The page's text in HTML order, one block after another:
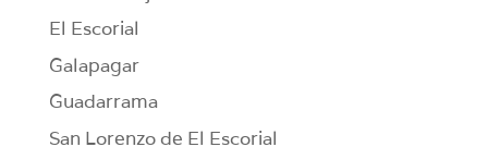
El Escorial
Galapagar
Guadarrama
San Lorenzo de El Escorial